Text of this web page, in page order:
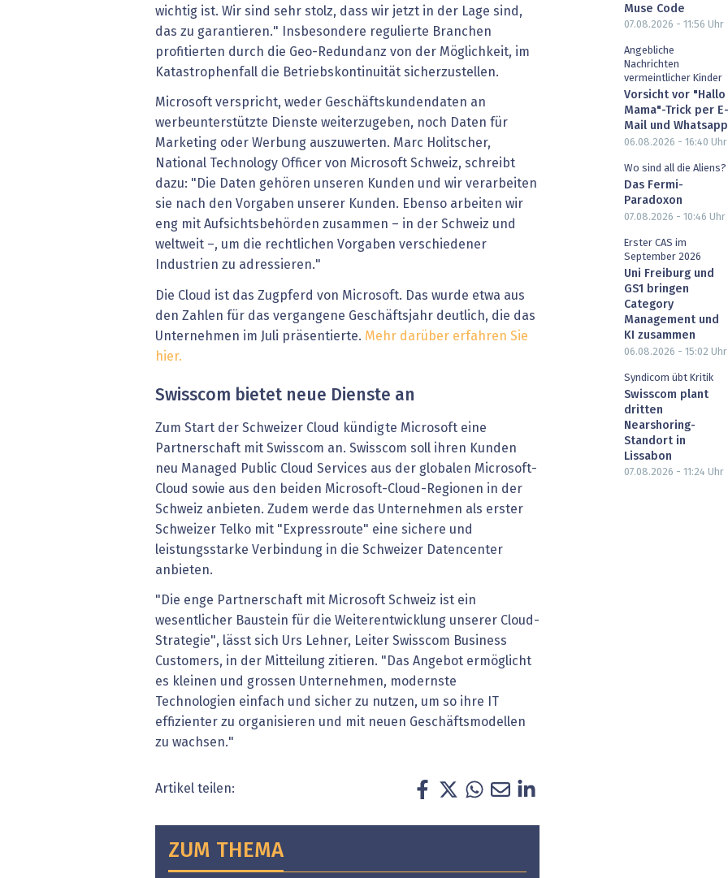
wichtig ist. Wir sind sehr stolz, dass wir jetzt in der Lage sind,
das zu garantieren." Insbesondere regulierte Branchen
profitierten durch die Geo-Redundanz von der Möglichkeit, im
Katastrophenfall die Betriebskontinuität sicherzustellen.
Microsoft verspricht, weder Geschäftskundendaten an
werbeunterstützte Dienste weiterzugeben, noch Daten für
Marketing oder Werbung auszuwerten. Marc Holitscher,
National Technology Officer von Microsoft Schweiz, schreibt
dazu: "Die Daten gehören unseren Kunden und wir verarbeiten
sie nach den Vorgaben unserer Kunden. Ebenso arbeiten wir
eng mit Aufsichtsbehörden zusammen – in der Schweiz und
weltweit –, um die rechtlichen Vorgaben verschiedener
Industrien zu adressieren."
Die Cloud ist das Zugpferd von Microsoft. Das wurde etwa aus
den Zahlen für das vergangene Geschäftsjahr deutlich, die das
Unternehmen im Juli präsentierte. Mehr darüber erfahren Sie
hier.
Swisscom bietet neue Dienste an
Zum Start der Schweizer Cloud kündigte Microsoft eine
Partnerschaft mit Swisscom an. Swisscom soll ihren Kunden
neu Managed Public Cloud Services aus der globalen Microsoft-
Cloud sowie aus den beiden Microsoft-Cloud-Regionen in der
Schweiz anbieten. Zudem werde das Unternehmen als erster
Schweizer Telko mit "Expressroute" eine sichere und
leistungsstarke Verbindung in die Schweizer Datencenter
anbieten.
"Die enge Partnerschaft mit Microsoft Schweiz ist ein
wesentlicher Baustein für die Weiterentwicklung unserer Cloud-
Strategie", lässt sich Urs Lehner, Leiter Swisscom Business
Customers, in der Mitteilung zitieren. "Das Angebot ermöglicht
es kleinen und grossen Unternehmen, modernste
Technologien einfach und sicher zu nutzen, um so ihre IT
effizienter zu organisieren und mit neuen Geschäftsmodellen
zu wachsen."
Artikel teilen:
ZUM THEMA
Muse Code
07.08.2026 - 11:56 Uhr
Angebliche
Nachrichten
vermeintlicher Kinder
Vorsicht vor "Hallo
Mama"-Trick per E-
Mail und Whatsapp
06.08.2026 - 16:40 Uhr
Wo sind all die Aliens?
Das Fermi-
Paradoxon
07.08.2026 - 10:46 Uhr
Erster CAS im
September 2026
Uni Freiburg und
GS1 bringen
Category
Management und
KI zusammen
06.08.2026 - 15:02 Uhr
Syndicom übt Kritik
Swisscom plant
dritten
Nearshoring-
Standort in
Lissabon
07.08.2026 - 11:24 Uhr